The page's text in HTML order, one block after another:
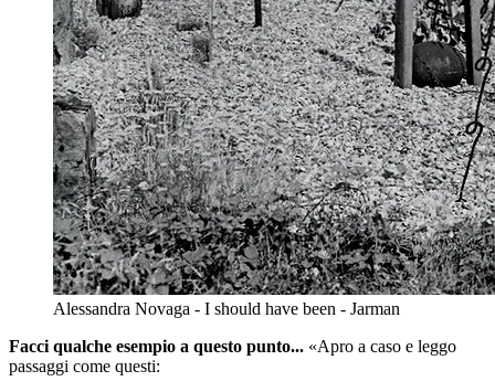
Alessandra Novaga - I should have been - Jarman
Facci qualche esempio a questo punto... «Apro a caso e leggo
passaggi come questi: